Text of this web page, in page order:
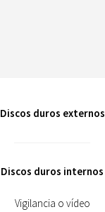
Discos duros externos
Discos duros internos
Vigilancia o vídeo